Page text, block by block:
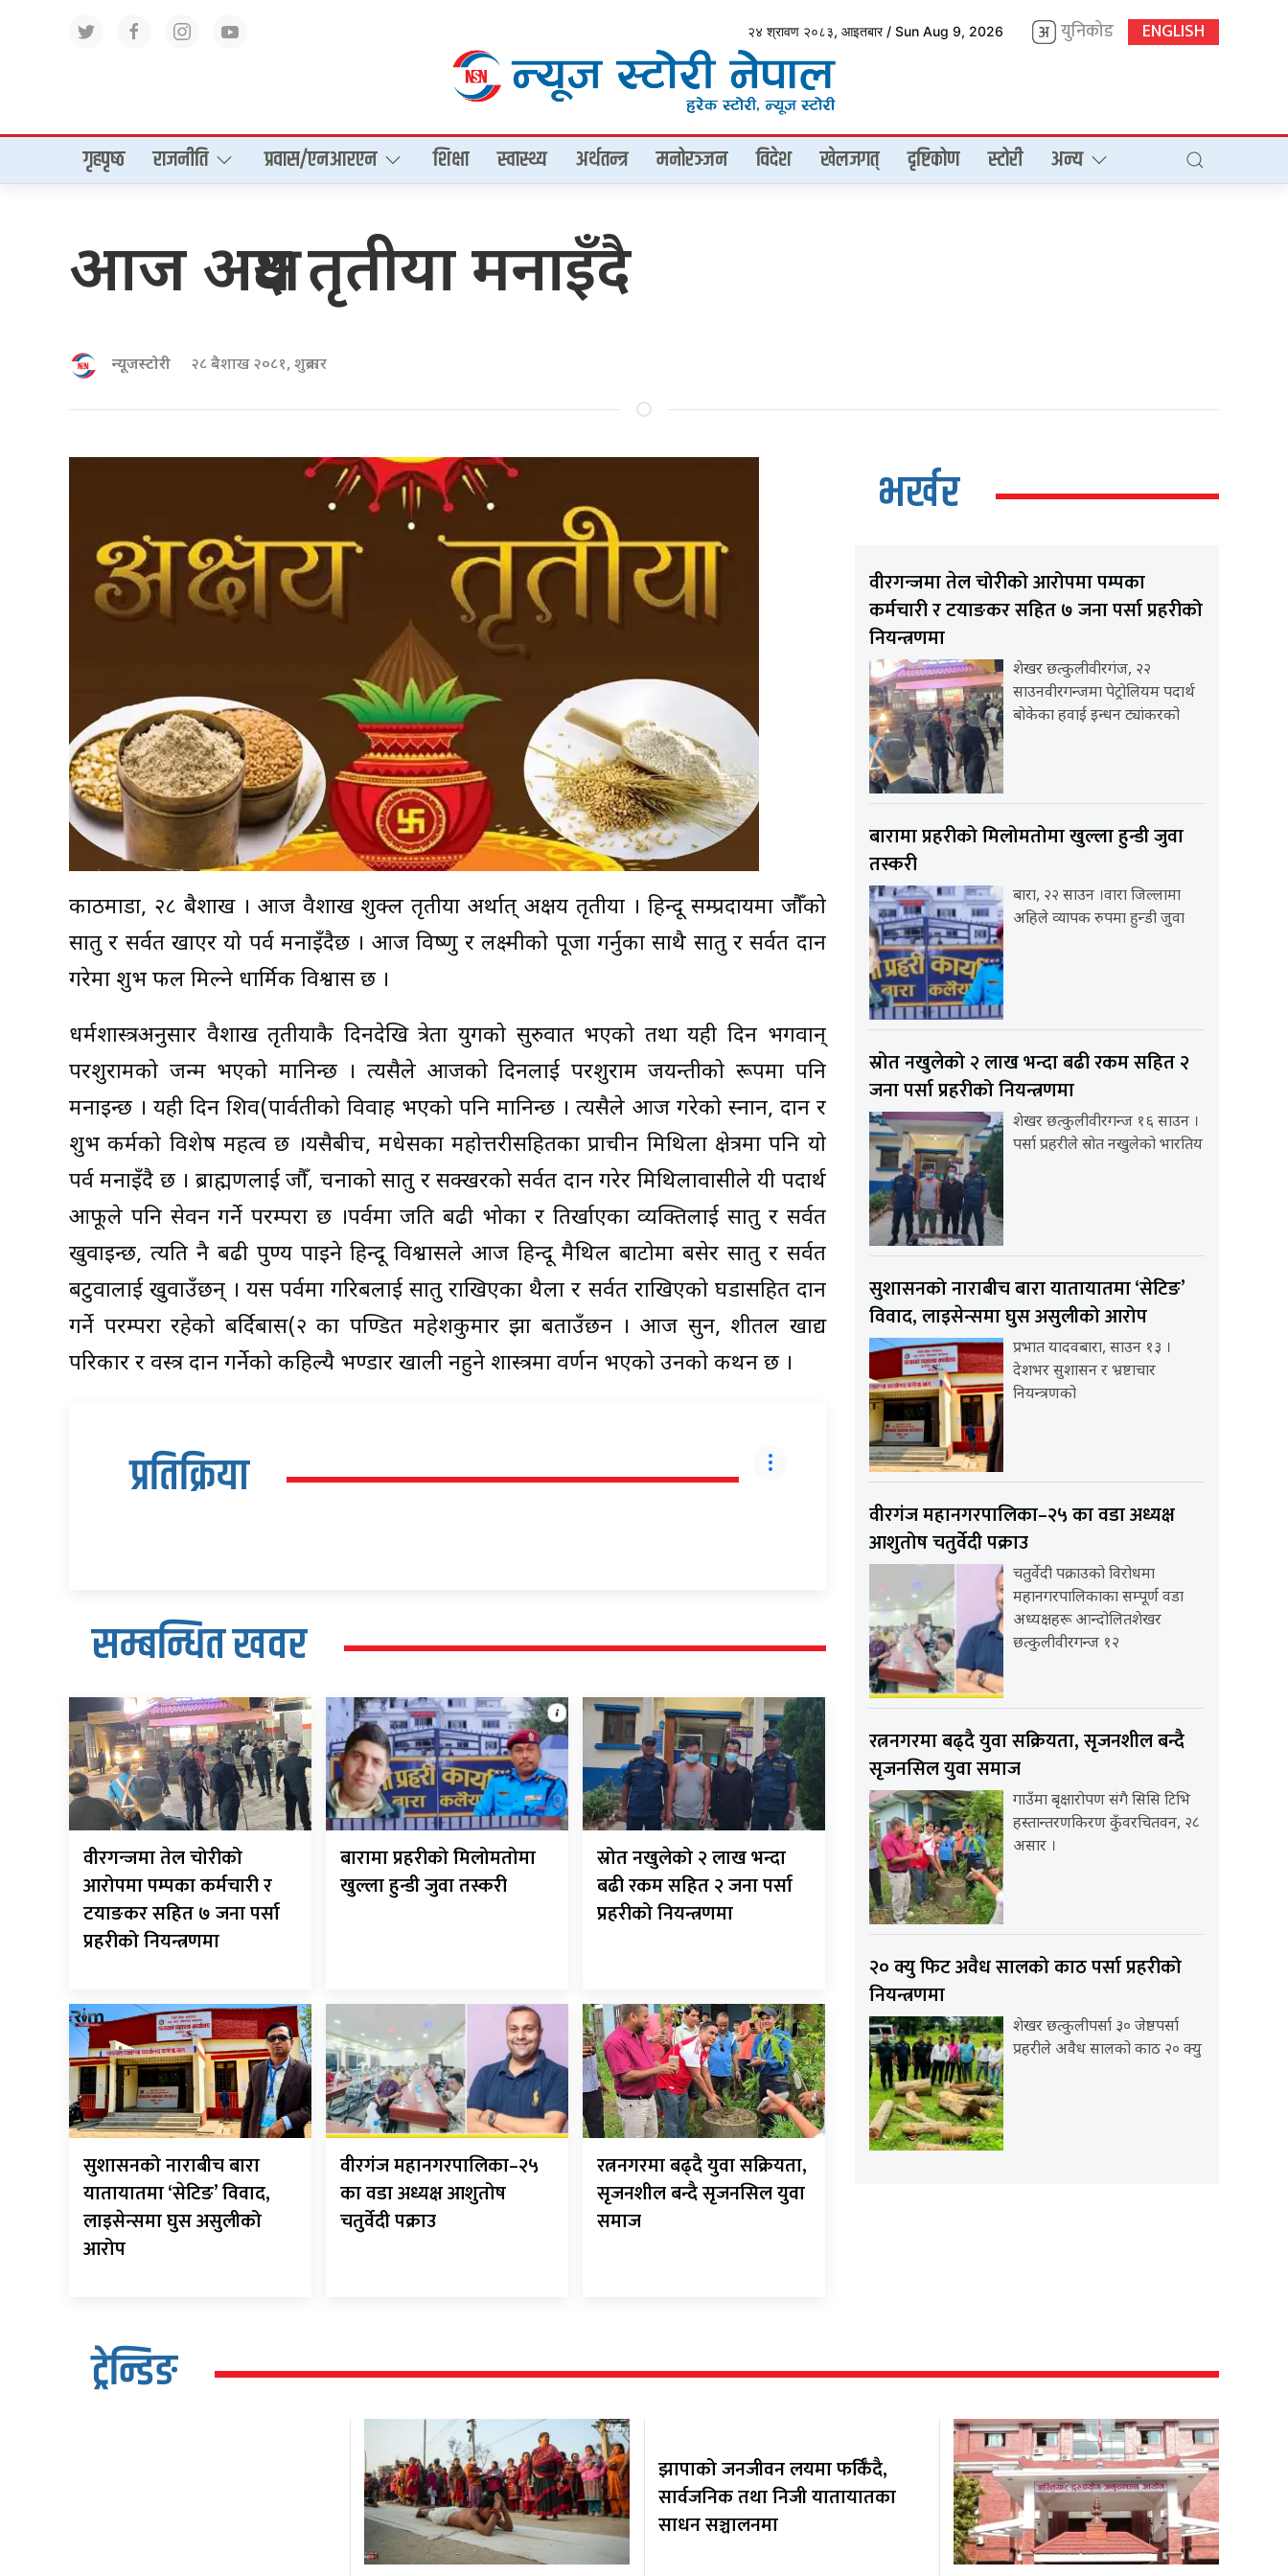
२४ श्रावण २०८३, आइतबार / Sun Aug 9, 2026 युनिकोड ENGLISH
गृहपृष्‍ठ राजनीति प्रवास/एनआरएन शिक्षा स्वास्थ्य अर्थतन्त्र मनोरञ्जन विदेश खेलजगत् दृष्टिकोण स्टोरी अन्य
आज अक्षय तृतीया मनाइँदै
न्यूजस्टोरी २८ बैशाख २०८१, शुक्रबार
काठमाडौं, २८ बैशाख । आज वैशाख शुक्ल तृतीया अर्थात् अक्षय तृतीया । हिन्दू सम्प्रदायमा जौँको
सातु र सर्वत खाएर यो पर्व मनाइँदैछ । आज विष्णु र लक्ष्मीको पूजा गर्नुका साथै सातु र सर्वत दान
गरेमा शुभ फल मिल्ने धार्मिक विश्वास छ ।
धर्मशास्त्रअनुसार वैशाख तृतीयाकै दिनदेखि त्रेता युगको सुरुवात भएको तथा यही दिन भगवान्
परशुरामको जन्म भएको मानिन्छ । त्यसैले आजको दिनलाई परशुराम जयन्तीको रूपमा पनि
मनाइन्छ । यही दिन शिव(पार्वतीको विवाह भएको पनि मानिन्छ । त्यसैले आज गरेको स्नान, दान र
शुभ कर्मको विशेष महत्व छ ।यसैबीच, मधेसका महोत्तरीसहितका प्राचीन मिथिला क्षेत्रमा पनि यो
पर्व मनाइँदै छ । ब्राह्मणलाई जौँ, चनाको सातु र सक्खरको सर्वत दान गरेर मिथिलावासीले यी पदार्थ
आफूले पनि सेवन गर्ने परम्परा छ ।पर्वमा जति बढी भोका र तिर्खाएका व्यक्तिलाई सातु र सर्वत
खुवाइन्छ, त्यति नै बढी पुण्य पाइने हिन्दू विश्वासले आज हिन्दू मैथिल बाटोमा बसेर सातु र सर्वत
बटुवालाई खुवाउँछन् । यस पर्वमा गरिबलाई सातु राखिएका थैला र सर्वत राखिएको घडासहित दान
गर्ने परम्परा रहेको बर्दिबास(२ का पण्डित महेशकुमार झा बताउँछन । आज सुन, शीतल खाद्य
परिकार र वस्त्र दान गर्नेको कहिल्यै भण्डार खाली नहुने शास्त्रमा वर्णन भएको उनको कथन छ ।
प्रतिक्रिया
सम्बन्धित खवर
वीरगन्जमा तेल चोरीको
आरोपमा पम्पका कर्मचारी र
टयाङकर सहित ७ जना पर्सा
प्रहरीको नियन्त्रणमा
बारामा प्रहरीको मिलोमतोमा
खुल्ला हुन्डी जुवा तस्करी
स्रोत नखुलेको २ लाख भन्दा
बढी रकम सहित २ जना पर्सा
प्रहरीको नियन्त्रणमा
सुशासनको नाराबीच बारा
यातायातमा ‘सेटिङ’ विवाद,
लाइसेन्समा घुस असुलीको
आरोप
वीरगंज महानगरपालिका–२५
का वडा अध्यक्ष आशुतोष
चतुर्वेदी पक्राउ
रत्ननगरमा बढ्दै युवा सक्रियता,
सृजनशील बन्दै सृजनसिल युवा
समाज
भर्खर
वीरगन्जमा तेल चोरीको आरोपमा पम्पका
कर्मचारी र टयाङकर सहित ७ जना पर्सा प्रहरीको
नियन्त्रणमा
शेखर छत्कुलीवीरगंज, २२
साउनवीरगन्जमा पेट्रोलियम पदार्थ
बोकेका हवाई इन्धन ट्यांकरको
बारामा प्रहरीको मिलोमतोमा खुल्ला हुन्डी जुवा
तस्करी
बारा, २२ साउन ।वारा जिल्लामा
अहिले व्यापक रुपमा हुन्डी जुवा
स्रोत नखुलेको २ लाख भन्दा बढी रकम सहित २
जना पर्सा प्रहरीको नियन्त्रणमा
शेखर छत्कुलीवीरगन्ज १६ साउन ।
पर्सा प्रहरीले स्रोत नखुलेको भारतिय
सुशासनको नाराबीच बारा यातायातमा ‘सेटिङ’
विवाद, लाइसेन्समा घुस असुलीको आरोप
प्रभात यादवबारा, साउन १३ ।
देशभर सुशासन र भ्रष्टाचार
नियन्त्रणको
वीरगंज महानगरपालिका–२५ का वडा अध्यक्ष
आशुतोष चतुर्वेदी पक्राउ
चतुर्वेदी पक्राउको विरोधमा
महानगरपालिकाका सम्पूर्ण वडा
अध्यक्षहरू आन्दोलितशेखर
छत्कुलीवीरगन्ज १२
रत्ननगरमा बढ्दै युवा सक्रियता, सृजनशील बन्दै
सृजनसिल युवा समाज
गाउँमा बृक्षारोपण संगै सिसि टिभि
हस्तान्तरणकिरण कुँवरचितवन, २८
असार ।
२० क्यु फिट अवैध सालको काठ पर्सा प्रहरीको
नियन्त्रणमा
शेखर छत्कुलीपर्सा ३० जेष्ठपर्सा
प्रहरीले अवैध सालको काठ २० क्यु
ट्रेन्डिङ
झापाको जनजीवन लयमा फर्किँदै,
सार्वजनिक तथा निजी यातायातका
साधन सञ्चालनमा